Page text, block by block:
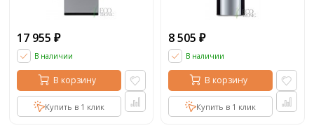
17 955 ₽
В наличии
В корзину
Купить в 1 клик
8 505 ₽
В наличии
В корзину
Купить в 1 клик